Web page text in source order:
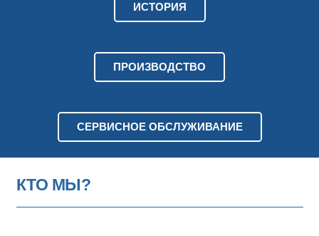
ИСТОРИЯ
ПРОИЗВОДСТВО
СЕРВИСНОЕ ОБСЛУЖИВАНИЕ
КТО МЫ?